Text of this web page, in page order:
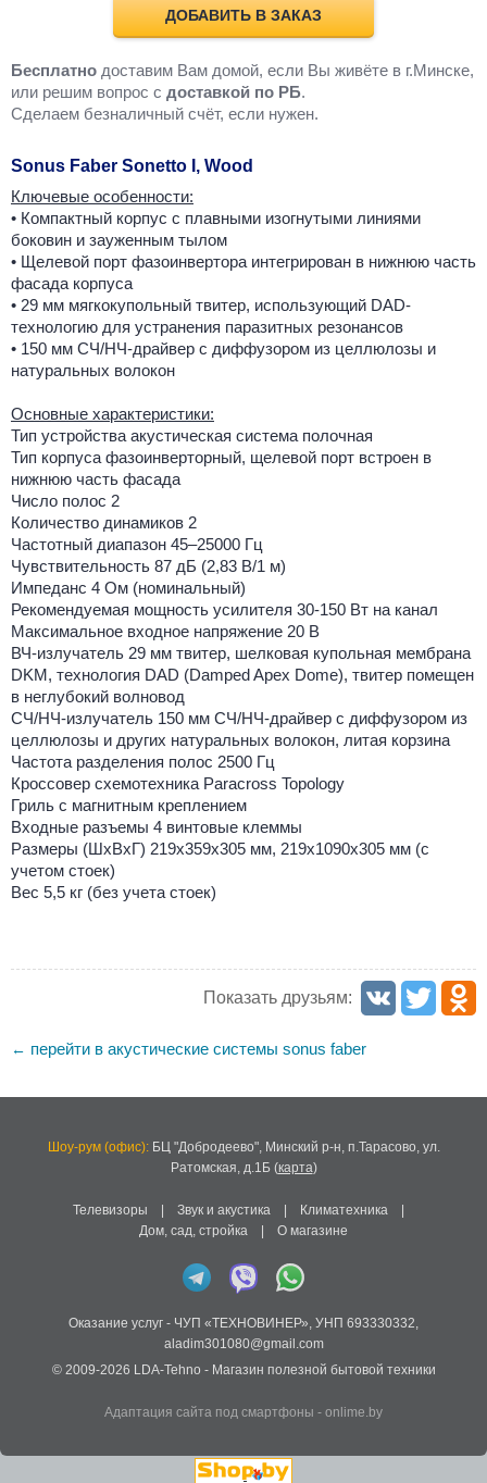
ДОБАВИТЬ В ЗАКАЗ
Бесплатно доставим Вам домой, если Вы живёте в г.Минске,
или решим вопрос с доставкой по РБ.
Cделаем безналичный счёт, если нужен.
Sonus Faber Sonetto I, Wood
Ключевые особенности:
• Компактный корпус с плавными изогнутыми линиями
боковин и зауженным тылом
• Щелевой порт фазоинвертора интегрирован в нижнюю часть
фасада корпуса
• 29 мм мягкокупольный твитер, использующий DAD-
технологию для устранения паразитных резонансов
• 150 мм СЧ/НЧ-драйвер с диффузором из целлюлозы и
натуральных волокон
Основные характеристики:
Тип устройства акустическая система полочная
Тип корпуса фазоинверторный, щелевой порт встроен в
нижнюю часть фасада
Число полос 2
Количество динамиков 2
Частотный диапазон 45–25000 Гц
Чувствительность 87 дБ (2,83 В/1 м)
Импеданс 4 Ом (номинальный)
Рекомендуемая мощность усилителя 30-150 Вт на канал
Максимальное входное напряжение 20 В
ВЧ-излучатель 29 мм твитер, шелковая купольная мембрана
DKM, технология DAD (Damped Apex Dome), твитер помещен
в неглубокий волновод
СЧ/НЧ-излучатель 150 мм СЧ/НЧ-драйвер с диффузором из
целлюлозы и других натуральных волокон, литая корзина
Частота разделения полос 2500 Гц
Кроссовер схемотехника Paracross Topology
Гриль с магнитным креплением
Входные разъемы 4 винтовые клеммы
Размеры (ШхВхГ) 219х359х305 мм, 219х1090х305 мм (с
учетом стоек)
Вес 5,5 кг (без учета стоек)
Показать друзьям:
← перейти в акустические системы sonus faber
Шоу-рум (офис):БЦ "Добродеево", Минский р-н, п.Тарасово, ул.
Ратомская, д.1Б(карта)
Телевизоры Звук и акустика Климатехника
Дом, сад, стройка
О магазине
Оказание услуг - ЧУП «ТЕХНОВИНЕР», УНП 693330332,
aladim301080@gmail.com
© 2009-2026 LDA-Tehno - Магазин полезной бытовой техники
Адаптация сайта под смартфоны - onlime.by